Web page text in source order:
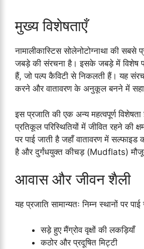
मुख्य विशेषताएँ
नामालीकास्टिस सोलेनोटोग्नाथा की
जबड़े की संरचना है। इसके जबड़े में विशेष
हैं, जो पल्प कैविटी से निकलती हैं। यह
करने और वातावरण के अनुकूल बनने में
इस प्रजाति की एक अन्य महत्वपूर्ण
प्रतिकूल परिस्थितियों में जीवित रहने की
पर पाई जाती है जहाँ वातावरण में सल्फाइड
है और दुर्गंधयुक्त कीचड़ (Mudflats)
आवास और जीवन शैली
यह प्रजाति सामान्यतः निम्न स्थानों पर पाई
सड़े हुए मैंग्रोव वृक्षों की लकड़ियाँ
कठोर और प्रदूषित मिट्टी